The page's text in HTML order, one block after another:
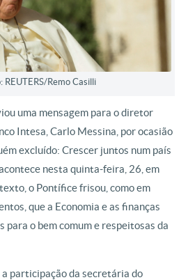
REUTERS/Remo Casilli
uma mensagem para o diretor
Intesa, Carlo Messina, por ocasião
excluído: Crescer juntos num país
nesta quinta-feira, 26, em
o Pontífice frisou, como em
que a Economia e as finanças
para o bem comum e respeitosas da
participação da secretária do